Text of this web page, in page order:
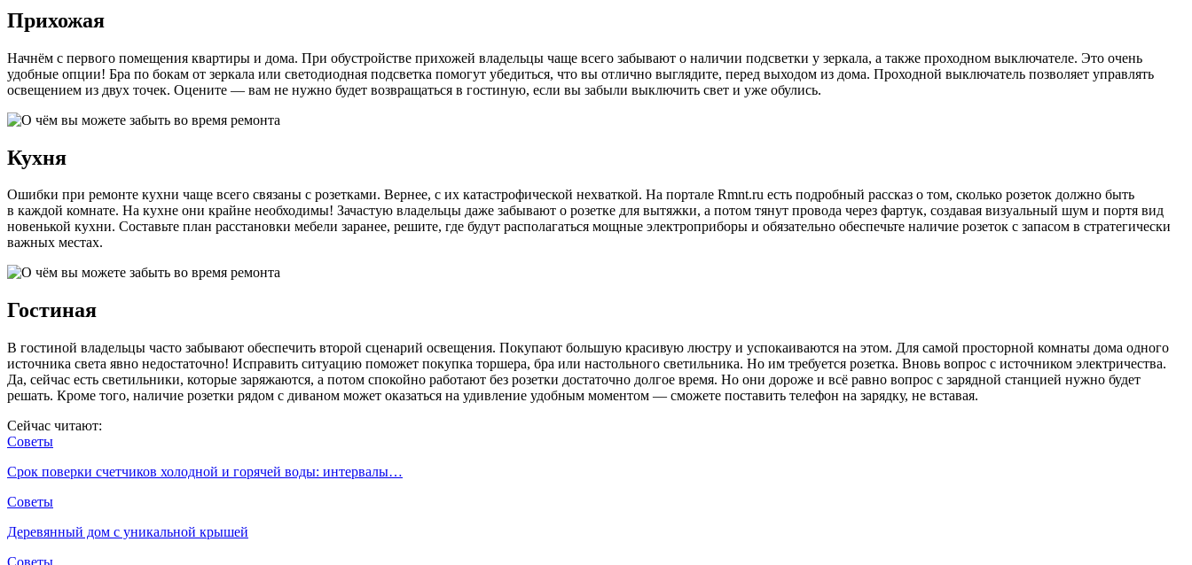
Прихожая
Начнём с первого помещения квартиры и дома. При обустройстве прихожей владельцы чаще всего забывают о наличии подсветки у зеркала, а также проходном выключателе. Это очень
удобные опции! Бра по бокам от зеркала или светодиодная подсветка помогут убедиться, что вы отлично выглядите, перед выходом из дома. Проходной выключатель позволяет управлять
освещением из двух точек. Оцените — вам не нужно будет возвращаться в гостиную, если вы забыли выключить свет и уже обулись.
Кухня
Ошибки при ремонте кухни чаще всего связаны с розетками. Вернее, с их катастрофической нехваткой. На портале Rmnt.ru есть подробный рассказ о том, сколько розеток должно быть
в каждой комнате. На кухне они крайне необходимы! Зачастую владельцы даже забывают о розетке для вытяжки, а потом тянут провода через фартук, создавая визуальный шум и портя вид
новенькой кухни. Составьте план расстановки мебели заранее, решите, где будут располагаться мощные электроприборы и обязательно обеспечьте наличие розеток с запасом в стратегически
важных местах.
Гостиная
В гостиной владельцы часто забывают обеспечить второй сценарий освещения. Покупают большую красивую люстру и успокаиваются на этом. Для самой просторной комнаты дома одного
источника света явно недостаточно! Исправить ситуацию поможет покупка торшера, бра или настольного светильника. Но им требуется розетка. Вновь вопрос с источником электричества.
Да, сейчас есть светильники, которые заряжаются, а потом спокойно работают без розетки достаточно долгое время. Но они дороже и всё равно вопрос с зарядной станцией нужно будет
решать. Кроме того, наличие розетки рядом с диваном может оказаться на удивление удобным моментом — сможете поставить телефон на зарядку, не вставая.
Сейчас читают:
Советы
Срок поверки счетчиков холодной и горячей воды: интервалы…
Советы
Деревянный дом с уникальной крышей